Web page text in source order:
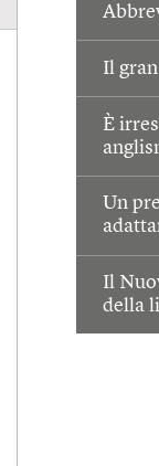
Il
È
Un
Il
della